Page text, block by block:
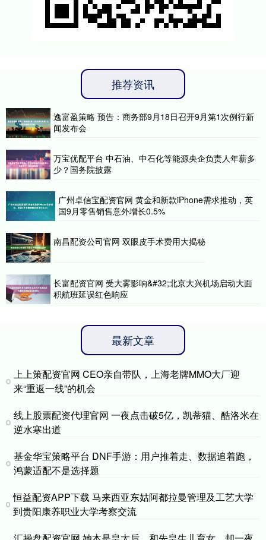
推荐资讯
逸富盈策略 预告：商务部9月18日召开9月第1次例行新
闻发布会
万宝优配平台 中石油、中石化等能源央企负责人年薪多
少？国务院披露
广州卓信宝配资官网 黄金和新款iPhone需求推动，英
国9月零售销售意外增长0.5%
南昌配资公司官网 双眼皮手术费用大揭秘
长富配资官网 受大雾影响&#32;北京大兴机场启动大面
积航班延误红色响应
最新文章
上上策配资官网 CEO亲自带队，上海老牌MMO大厂迎
来“重返一线”的机会
线上股票配资代理官网 一夜点击破5亿，凯蒂猫、酷洛米在
逆水寒出道
基金华宝策略平台 DNF手游：用户推着走、数据追着跑，
鸿蒙适配不是选择题
恒益配资APP下载 马来西亚东姑阿都拉曼管理及工艺大学
到贵阳康养职业大学考察交流